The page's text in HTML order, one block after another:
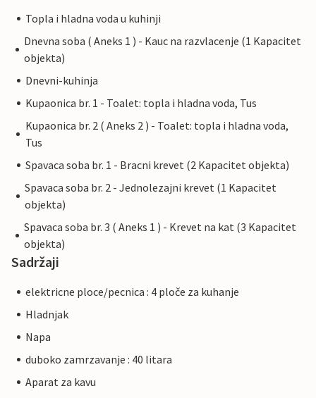
Topla i hladna voda u kuhinji
Dnevna soba ( Aneks 1 ) - Kauc na razvlacenje (1 Kapacitet
objekta)
Dnevni-kuhinja
Kupaonica br. 1 - Toalet: topla i hladna voda, Tus
Kupaonica br. 2 ( Aneks 2 ) - Toalet: topla i hladna voda,
Tus
Spavaca soba br. 1 - Bracni krevet (2 Kapacitet objekta)
Spavaca soba br. 2 - Jednolezajni krevet (1 Kapacitet
objekta)
Spavaca soba br. 3 ( Aneks 1 ) - Krevet na kat (3 Kapacitet
objekta)
Sadržaji
elektricne ploce/pecnica : 4 ploče za kuhanje
Hladnjak
Napa
duboko zamrzavanje : 40 litara
Aparat za kavu